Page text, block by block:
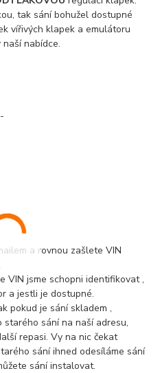
tak sání bohužel dostupné
vířivých klapek a emulátoru
nabídce.
a rovnou zašlete VIN
VIN jsme schopni identifikovat ,
a jestli je dostupné.
pokud je sání skladem ,
sání na naší adresu,
repasi. Vy na nic čekat
sání ihned odesíláme sání
sání instalovat.